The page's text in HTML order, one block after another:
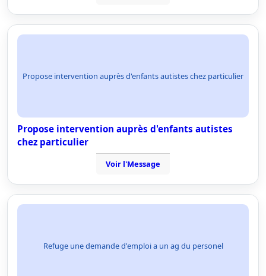
Propose intervention auprès d'enfants autistes chez particulier
Propose intervention auprès d'enfants autistes
chez particulier
Voir l'Message
Refuge une demande d'emploi a un ag du personel